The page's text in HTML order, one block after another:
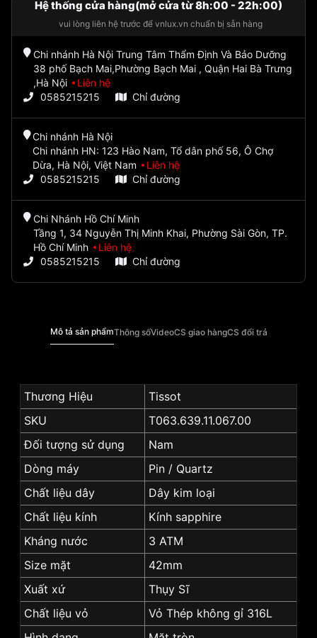
Hệ thống cửa hàng(mở cửa từ 8h:00 - 22h:00)
vui lòng liên hệ trước để vnlux.vn chuẩn bị sẵn hàng
Chi nhánh Hà Nội Trung Tâm Thẩm Định Và Bảo Dưỡng
38 phố Bạch Mai,Phường Bạch Mai , Quận Hai Bà Trưng
,Hà Nội
Liên hệ
0585215215
Chỉ đường
Chi nhánh Hà Nội
Chi nhánh HN: 123 Hào Nam, Tổ dân phố 56, Ô Chợ
Dừa, Hà Nội, Việt Nam
Liên hệ
0585215215
Chỉ đường
Chi Nhánh Hồ Chí Minh
Tầng 1, 34 Nguyễn Thị Minh Khai, Phường Sài Gòn, TP.
Hồ Chí Minh
Liên hệ
0585215215
Chỉ đường
Mô tả sản phẩmThông sốVideoCS giao hàngCS đổi trả
Thương Hiệu
Tissot
SKU
T063.639.11.067.00
Đối tượng sử dụng
Nam
Dòng máy
Pin / Quartz
Chất liệu dây
Dây kim loại
Chất liệu kính
Kính sapphire
Kháng nước
3 ATM
Size mặt
42mm
Xuất xứ
Thụy Sĩ
Chất liệu vỏ
Vỏ Thép không gỉ 316L